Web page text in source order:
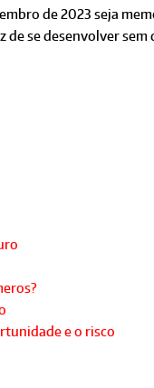
de 2023 seja
se desenvolver
e o risco